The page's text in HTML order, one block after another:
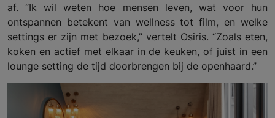
af. “Ik wil weten hoe mensen leven, wat voor hun
ontspannen betekent van wellness tot film, en welke
settings er zijn met bezoek,” vertelt Osiris. “Zoals eten,
koken en actief met elkaar in de keuken, of juist in een
lounge setting de tijd doorbrengen bij de openhaard.”